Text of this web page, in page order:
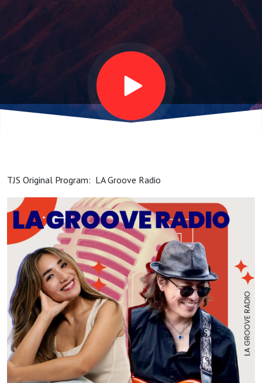
0301-
2025
(35'30")
(Hamada-
Mr.
Hamada)
TJS Original Program: LA Groove Radio